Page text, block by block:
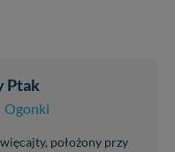
Ptak
Ogonki
położony przy